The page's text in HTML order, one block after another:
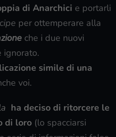
di Anarchici e portarli
per ottemperare alla
che i due nuovi
ignorato.
simile di una
voi.
ha deciso di ritorcere le
di loro (lo spacciarsi